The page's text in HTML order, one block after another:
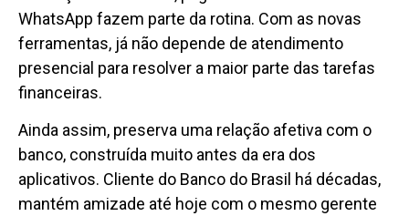
WhatsApp fazem parte da rotina. Com as novas
ferramentas, já não depende de atendimento
presencial para resolver a maior parte das tarefas
financeiras.
Ainda assim, preserva uma relação afetiva com o
banco, construída muito antes da era dos
aplicativos. Cliente do Banco do Brasil há décadas,
mantém amizade até hoje com o mesmo gerente